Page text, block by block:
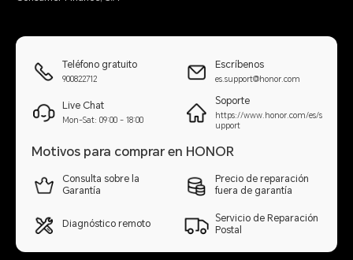
Teléfono gratuito
900822712
Escríbenos
es.support@honor.com
Live Chat
Mon-Sat: 09:00 - 18:00
Soporte
https://www.honor.com/es/s
upport
Motivos para comprar en HONOR
Consulta sobre la
Garantía
Precio de reparación
fuera de garantía
Diagnóstico remoto
Servicio de Reparación
Postal